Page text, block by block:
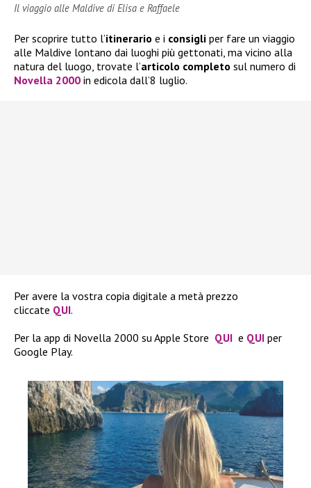
Il viaggio alle Maldive di Elisa e Raffaele
Per scoprire tutto l’itinerario e i consigli per fare un viaggio
alle Maldive lontano dai luoghi più gettonati, ma vicino alla
natura del luogo, trovate l’articolo completo sul numero di
Novella 2000 in edicola dall’8 luglio.
Per avere la vostra copia digitale a metà prezzo
cliccate QUI.
Per la app di Novella 2000 su Apple Store QUI e QUI per
Google Play.